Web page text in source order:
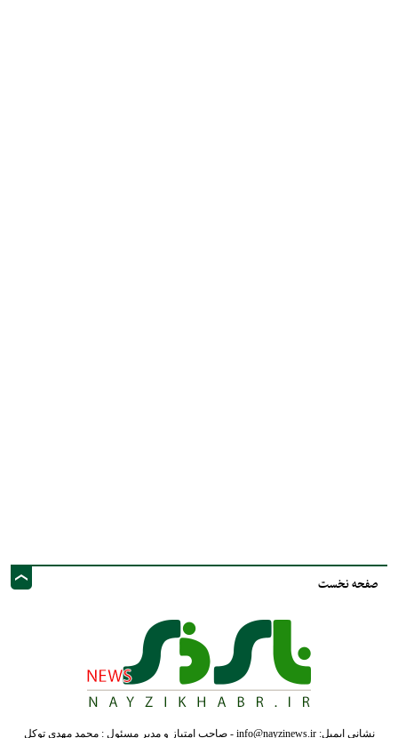
صفحه نخست
نشانی ایمیل: info@nayzinews.ir - صاحب امتیاز و مدیر مسئول : محمد مهدی توکل